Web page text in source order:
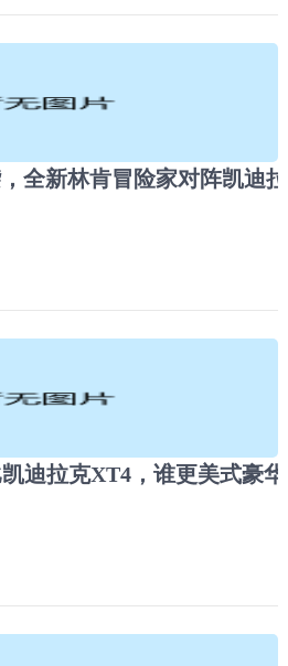
全新林肯冒险家对阵凯迪
迪拉克XT4，谁更美式豪